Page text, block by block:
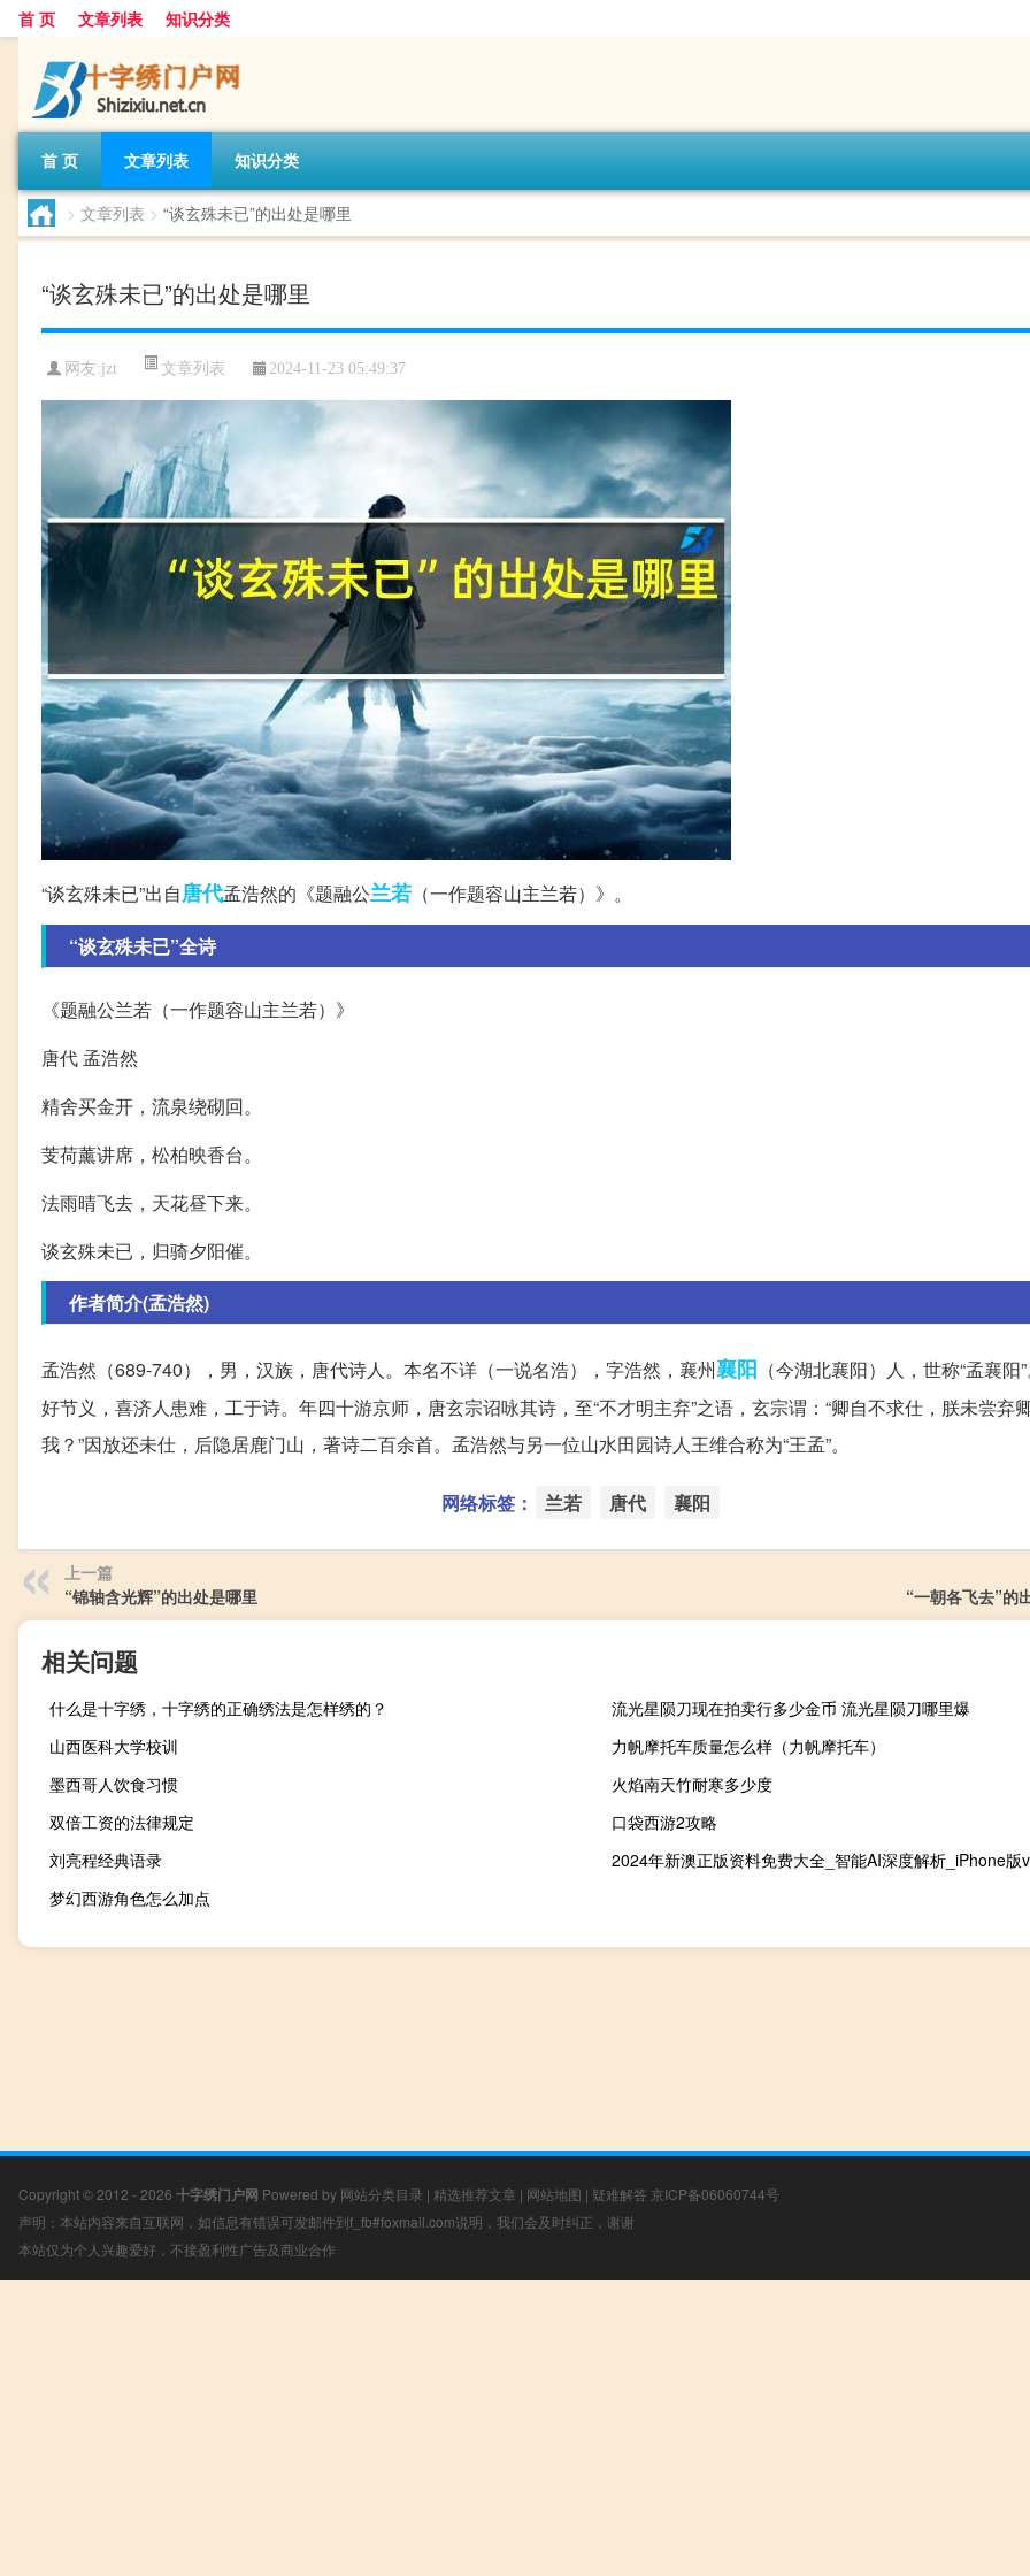
首 页 文章列表 知识分类
首 页 文章列表 知识分类
> 文章列表 > “谈玄殊未已”的出处是哪里
“谈玄殊未已”的出处是哪里
网友:jzt 文章列表 2024-11-23 05:49:37
“谈玄殊未已”出自唐代孟浩然的《题融公兰若 （一作题容山主兰若）》。
“谈玄殊未已”全诗
《题融公兰若（一作题容山主兰若）》
唐代 孟浩然
精舍买金开，流泉绕砌回。
芰荷薰讲席，松柏映香台。
法雨晴飞去，天花昼下来。
谈玄殊未已，归骑夕阳催。
作者简介(孟浩然)
孟浩然（689-740），男，汉族，唐代诗人。本名不详（一说名浩），字浩然，襄州襄阳 （今湖北襄阳）人，世称“孟襄阳
好节义，喜济人患难，工于诗。年四十游京师，唐玄宗诏咏其诗，至“不才明主弃”之语，玄宗谓：“卿自不求仕，朕未尝弃
我？”因放还未仕，后隐居鹿门山，著诗二百余首。孟浩然与另一位山水田园诗人王维合称为“王孟”。
网络标签： 兰若 唐代 襄阳
上一篇
“锦轴含光辉”的出处是哪里
“一朝各飞去”的
相关问题
什么是十字绣，十字绣的正确绣法是怎样绣的？
流光星陨刀现在拍卖行多少金币 流光星陨刀哪里爆
山西医科大学校训
力帆摩托车质量怎么样（力帆摩托车）
墨西哥人饮食习惯
火焰南天竹耐寒多少度
双倍工资的法律规定
口袋西游2攻略
刘亮程经典语录
2024年新澳正版资料免费大全_智能AI深度解析_iPhone版
梦幻西游角色怎么加点
Copyright © 2012 - 2026 十字绣门户网 Powered by 网站分类目录 | 精选推荐文章 | 网站地图 | 疑难解答 京ICP备06060744号
声明：本站内容来自互联网，如信息有错误可发邮件到f_fb#foxmail.com说明，我们会及时纠正，谢谢
本站仅为个人兴趣爱好，不接盈利性广告及商业合作